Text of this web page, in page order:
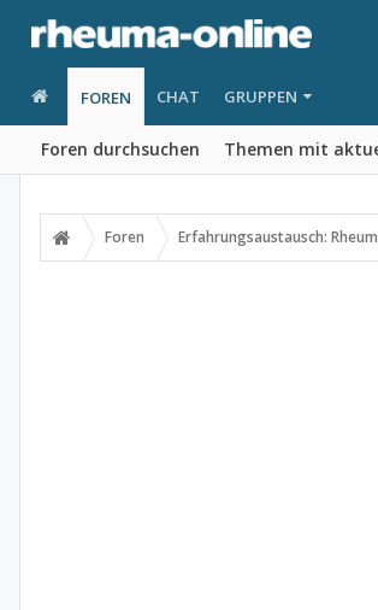
FOREN
Foren durchsuchen Themen mit
CHAT GRUPPEN
Foren Erfahrungsaustausch: